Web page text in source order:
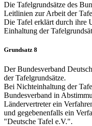
Die Tafelgrundsätze des
Leitlinien zur Arbeit der
Die Tafel erklärt durch ihre
Einhaltung der
Grundsatz 8
Der Bundesverband
der Tafelgrundsätze.
Bei Nichteinhaltung der
Bundesverband in
Ländervertreter ein
und gegebenenfalls ein
"Deutsche Tafel e.V.".